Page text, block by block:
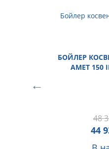
БОЙЛЕР
AMET 150
48
44